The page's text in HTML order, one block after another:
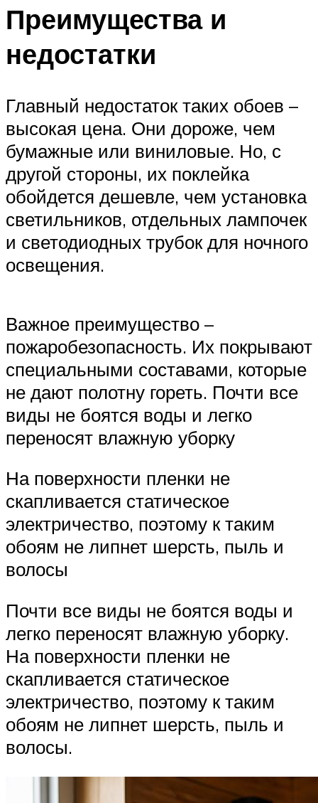
Преимущества и
недостатки
Главный недостаток таких обоев –
высокая цена. Они дороже, чем
бумажные или виниловые. Но, с
другой стороны, их поклейка
обойдется дешевле, чем установка
светильников, отдельных лампочек
и светодиодных трубок для ночного
освещения.
Важное преимущество –
пожаробезопасность. Их покрывают
специальными составами, которые
не дают полотну гореть. Почти все
виды не боятся воды и легко
переносят влажную уборку
На поверхности пленки не
скапливается статическое
электричество, поэтому к таким
обоям не липнет шерсть, пыль и
волосы
Почти все виды не боятся воды и
легко переносят влажную уборку.
На поверхности пленки не
скапливается статическое
электричество, поэтому к таким
обоям не липнет шерсть, пыль и
волосы.